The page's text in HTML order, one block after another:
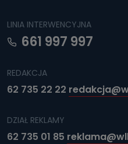
LINIA INTERWENCYJNA
661 997 997
REDAKCJA
62 735 22 22
DZIAŁ REKLAMY
62 735 01 85